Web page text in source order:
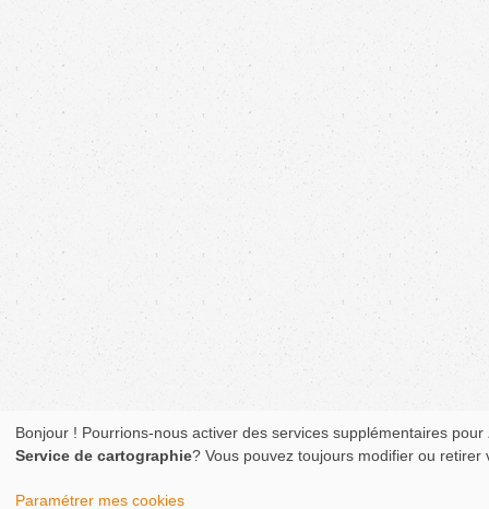
Bonjour ! Pourrions-nous activer des services supplémentaires pour
Service de cartographie? Vous pouvez toujours modifier ou
Paramétrer mes cookies